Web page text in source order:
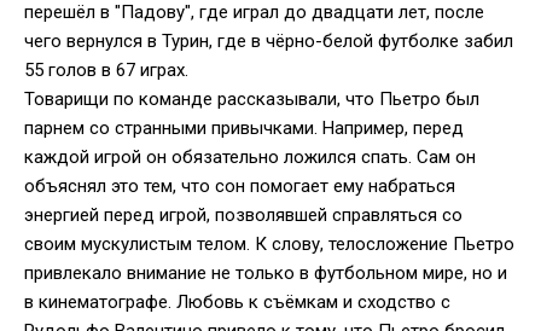
перешёл в "Падову", где играл до двадцати лет, после
чего вернулся в Турин, где в чёрно-белой футболке забил
55 голов в 67 играх.
Товарищи по команде рассказывали, что Пьетро был
парнем со странными привычками. Например, перед
каждой игрой он обязательно ложился спать. Сам он
объяснял это тем, что сон помогает ему набраться
энергией перед игрой, позволявшей справляться со
своим мускулистым телом. К слову, телосложение Пьетро
привлекало внимание не только в футбольном мире, но и
в кинематографе. Любовь к съёмкам и сходство с